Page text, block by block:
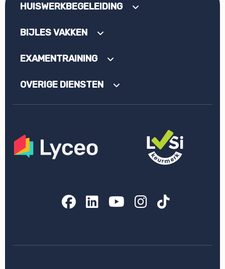
HUISWERKBEGELEIDING
BIJLES VAKKEN
EXAMENTRAINING
OVERIGE DIENSTEN
Facebook
LinkedIn
YouTube
Instagram
TikTok